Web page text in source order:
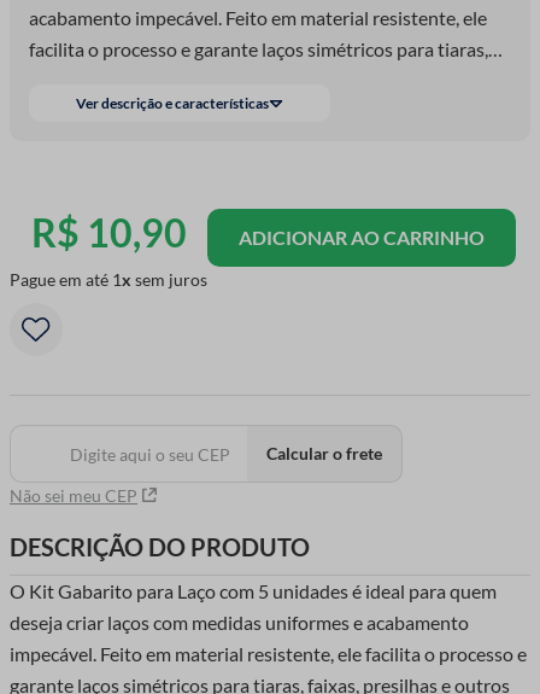
acabamento impecável. Feito em material resistente, ele
facilita o processo e garante laços simétricos para tiaras,
indispensável para quem trabalha com laços e quer ganhar
Ver descrição e características
R$ 10,90
Pague em até 1 sem juros
ADICIONAR AO CARRINHO
Não sei meu CEP
Calcular o frete
DESCRIÇÃO DO PRODUTO
O Kit Gabarito para Laço com 5 unidades é ideal para quem
deseja criar laços com medidas uniformes e acabamento
impecável. Feito em material resistente, ele facilita o processo e
garante laços simétricos para tiaras, faixas, presilhas e outros